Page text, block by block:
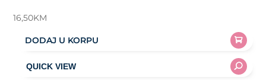
16,50KM
DODAJ U KORPU